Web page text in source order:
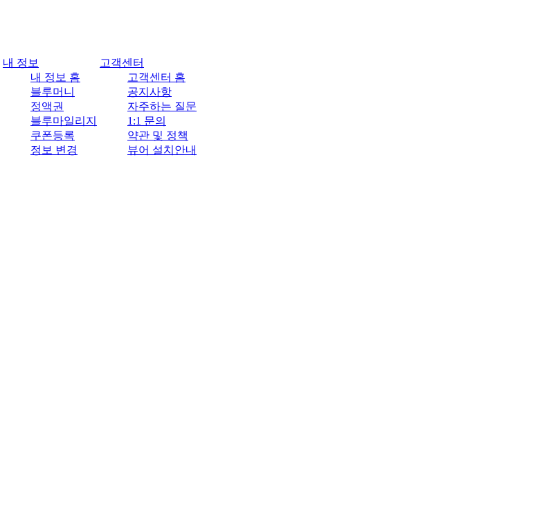
내 정보
내 정보 홈
블루머니
정액권
블루마일리지
쿠폰등록
정보 변경
고객센터
고객센터 홈
공지사항
자주하는 질문
1:1 문의
약관 및 정책
뷰어 설치안내